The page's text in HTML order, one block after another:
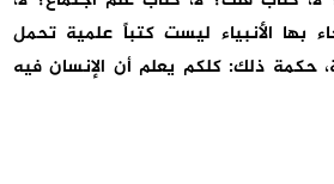
بها الأنبياء ليست كتباً علمية تحمل
حكمة ذلك: كلكم يعلم أن الإنسان فيه